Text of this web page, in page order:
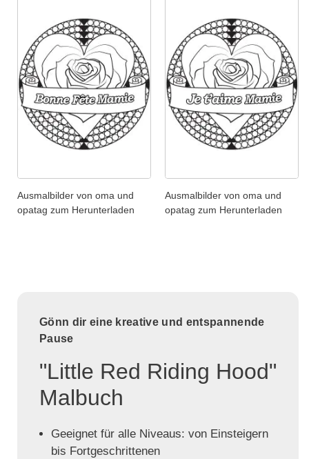
Ausmalbilder von oma und
opatag zum Herunterladen
Ausmalbilder von oma und
opatag zum Herunterladen
Gönn dir eine kreative und entspannende
Pause
"Little Red Riding Hood"
Malbuch
Geeignet für alle Niveaus: von Einsteigern
bis Fortgeschrittenen